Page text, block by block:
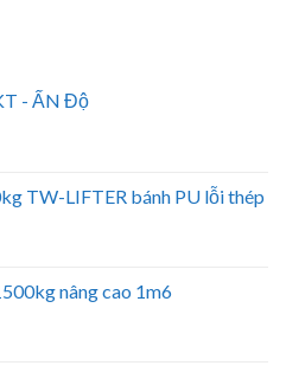
- ẤN Độ
TW-LIFTER bánh PU lỗi thép
nâng cao 1m6